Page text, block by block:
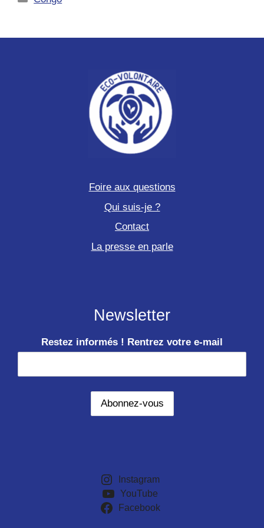
Foire aux questions
Qui suis-je ?
Contact
La presse en parle
Newsletter
Restez informés ! Rentrez votre e-mail
Instagram
YouTube
Facebook